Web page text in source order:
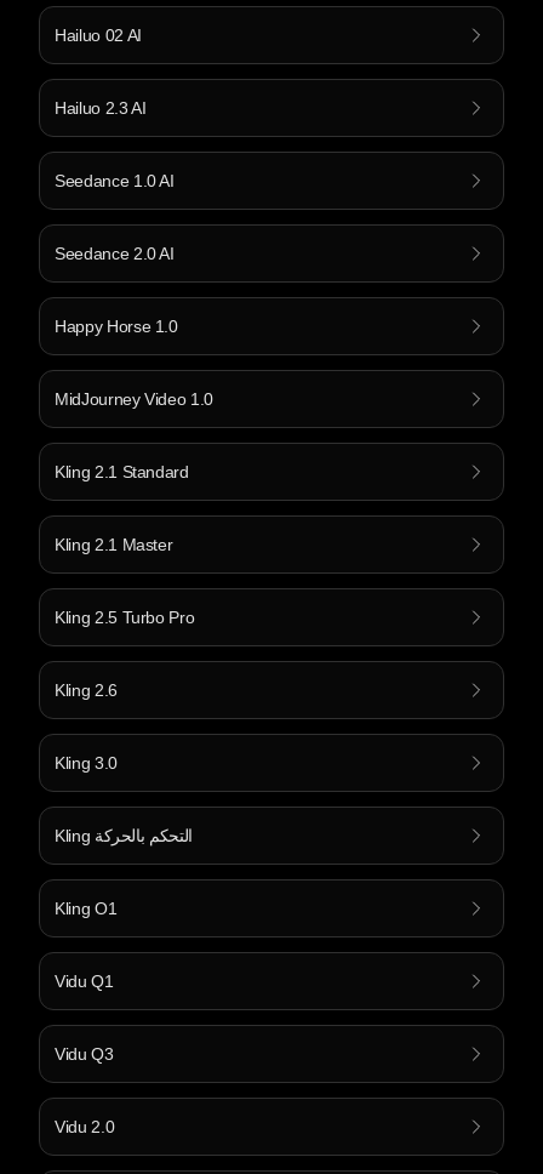
Hailuo 02 AI
Hailuo 2.3 AI
Seedance 1.0 AI
Seedance 2.0 AI
Happy Horse 1.0
MidJourney Video 1.0
Kling 2.1 Standard
Kling 2.1 Master
Kling 2.5 Turbo Pro
Kling 2.6
Kling 3.0
Kling التحكم بالحركة
Kling O1
Vidu Q1
Vidu Q3
Vidu 2.0